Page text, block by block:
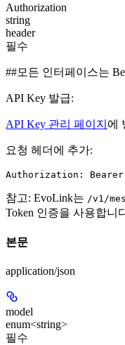
Authorization
string
header
필수
##모든 인터페이스는
API Key 발급:
API Key 관리 페이지 에
요청 헤더에 추가:
Authorization: Bearer
참고: EvoLink는 /v1/
Token 인증을 사용합니
본문
application/json
model
enum<string>
필수